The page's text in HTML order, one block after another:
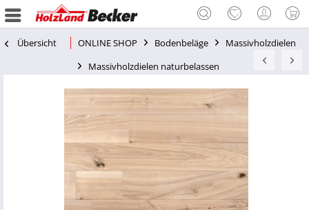
Übersicht ONLINE SHOP Bodenbeläge
Massivholzdielen
Massivholzdielen naturbelassen